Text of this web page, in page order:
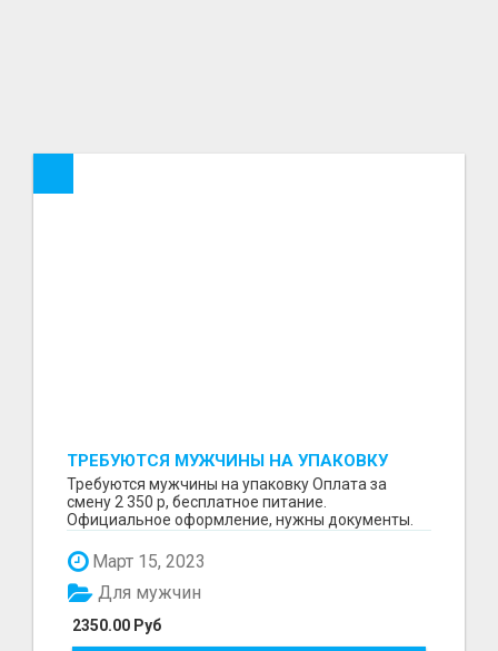
ТРЕБУЮТСЯ МУЖЧИНЫ НА УПАКОВКУ
Требуются мужчины на упаковку Оплата за
смену 2 350 р, бесплатное питание.
Официальное оформление, нужны документы.
Март 15, 2023
2350.00 Руб
Для мужчин